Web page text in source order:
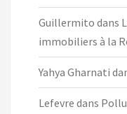
Guillermito dans
immobiliers à la
Yahya Gharnati
Lefevre dans